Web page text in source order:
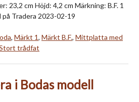
23,2 cm Höjd: 4,2 cm Märkning: B.F. 1
på Tradera 2023-02-19
, Märkt 1, Märkt B.F., Mittplatta med
trådfat
i Bodas modell